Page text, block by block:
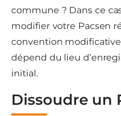
commune ? Dans ce
modifier votre Pacsen
convention
dépend du lieu
initial.
Dissoudre un